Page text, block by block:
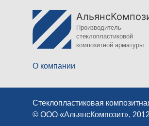
Производитель
стеклопластиковой
композитной арматуры
О компании
Стеклопластиковая
© ООО «АльянсКомпозит»,